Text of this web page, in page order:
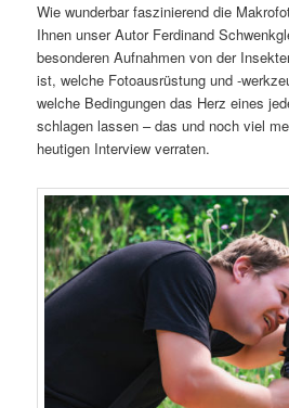
Wie wunderbar faszinierend die
Ihnen unser Autor Ferdinand
besonderen Aufnahmen von der
ist, welche Fotoausrüstung und -
welche Bedingungen das Herz eines
schlagen lassen – das und noch viel
heutigen Interview verraten.